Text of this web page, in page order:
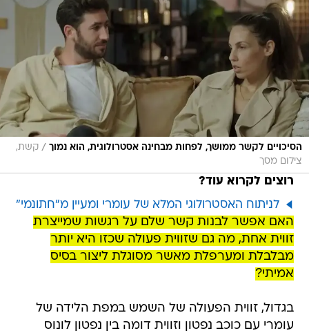
הסיכויים לקשר ממושך, לפחות מבחינה אסטרולוגית, הוא נמוך / קשת,
צילום מסך
רוצים לקרוא עוד?
לניתוח האסטרולוגי המלא של עומרי ומעיין מ"חתונמי"
האם אפשר לבנות קשר שלם על רגשות שמייצרת
זווית אחת, מה גם שזווית פעולה שכזו היא יותר
מבלבלת ומערפלת מאשר מסוגלת ליצור בסיס
אמיתי?
בגדול, זווית הפעולה של השמש במפת הלידה של
עומרי עם כוכב נפטון וזווית דומה בין נפטון לונוס